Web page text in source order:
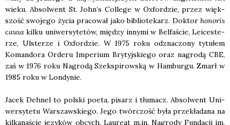
wie­ku. Absol­went St. John’s Col­le­ge w Oxfor­dzie, przez więk­
szość swo­je­go życia pra­co­wał jako biblio­te­karz. Dok­tor hono­ris
cau­sa kil­ku uni­wer­sy­te­tów, mię­dzy inny­mi w Bel­fa­ście, Leice­ste­
rze, Ulste­rze i Oxfor­dzie. W 1975 roku odzna­czo­ny tytu­łem
Koman­do­ra Orde­ru Impe­rium Bry­tyj­skie­go oraz nagro­dą CBE,
zaś w 1976 roku Nagro­dą Szek­spi­row­ską w Ham­bur­gu. Zmarł w
1985 roku w Lon­dy­nie.
Jacek Deh­nel to pol­ski poeta, pisarz i tłu­macz. Absol­went Uni­
wer­sy­te­tu War­szaw­skie­go. Jego twór­czość była prze­kła­da­na na
kil­ka­na­ście języ­ków obcych. Lau­re­at m.in. Nagro­dy Fun­da­cji im.